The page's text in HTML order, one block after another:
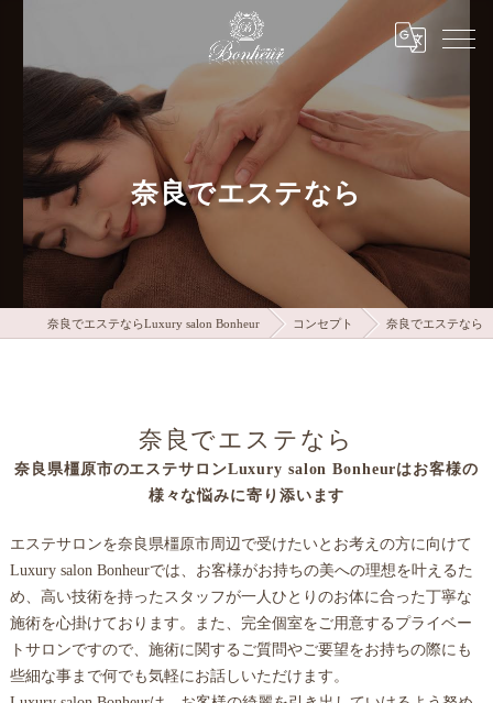
奈良でエステなら
奈良でエステならLuxury salon Bonheur コンセプト 奈良でエステなら
奈良県橿原市のエステサロンLuxury salon Bonheurはお客様の
様々な悩みに寄り添います
奈良でエステなら
エステサロンを奈良県橿原市周辺で受けたいとお考えの方に向けて
Luxury salon Bonheurでは、お客様がお持ちの美への理想を叶えるた
め、高い技術を持ったスタッフが一人ひとりのお体に合った丁寧な
施術を心掛けております。また、完全個室をご用意するプライベー
トサロンですので、施術に関するご質問やご要望をお持ちの際にも
些細な事まで何でも気軽にお話しいただけます。